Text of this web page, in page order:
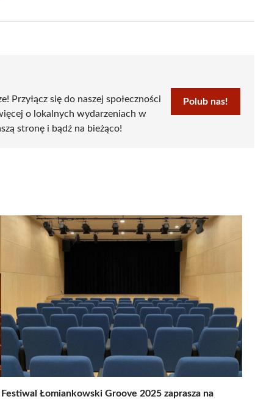
Przyłącz się do naszej społeczności
o lokalnych wydarzeniach w
stronę i bądź na bieżąco!
Polub nas!
Festiwal Łomiankowski Groove 2025 zaprasza na